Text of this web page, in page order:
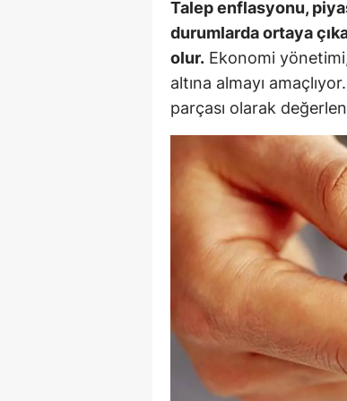
Talep enflasyonu,
durumlarda ortaya
olur. Ekonomi
altına almayı
parçası olarak